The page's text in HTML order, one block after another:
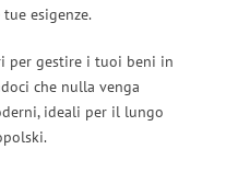
esigenze.
per gestire i tuoi beni in
che nulla venga
ideali per il lungo